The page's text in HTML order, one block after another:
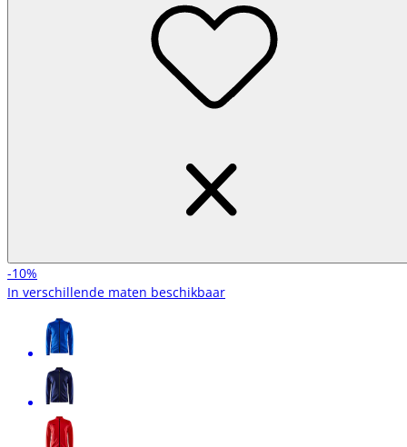
-10%
In verschillende maten beschikbaar